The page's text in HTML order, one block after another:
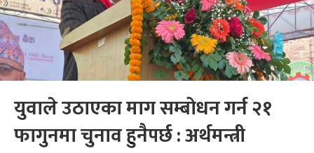
युवाले उठाएका माग सम्बोधन गर्न २१
फागुनमा चुनाव हुनैपर्छ : अर्थमन्त्री